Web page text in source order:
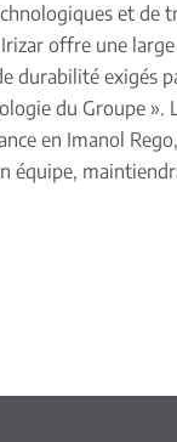
et de
offre une
durabilité exigés
du Groupe ».
en Imanol